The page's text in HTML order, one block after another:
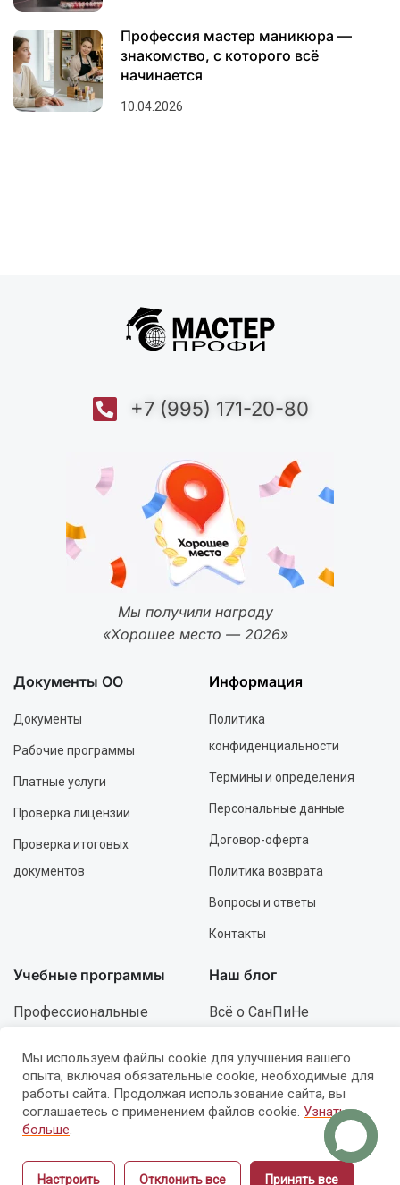
Профессия мастер маникюра —
знакомство, с которого всё
начинается
10.04.2026
+7 (995) 171-20-80
Мы получили награду
«Хорошее место — 2026»
Документы ОО
Документы
Рабочие программы
Платные услуги
Проверка лицензии
Проверка итоговых
документов
Информация
Политика
конфиденциальности
Термины и определения
Персональные данные
Договор-оферта
Политика возврата
Вопросы и ответы
Контакты
Учебные программы
Профессиональные
Повышение
квалификации
Роспись и дизайн
Наш блог
Всё о СанПиНе
Образование и курсы
Ошибки и решения
Развитие и карьера
Мы используем файлы cookie для улучшения вашего
опыта, включая обязательные cookie, необходимые для
работы сайта. Продолжая использование сайта, вы
соглашаетесь с применением файлов cookie. Узнать
больше.
Настроить Отклонить все Принять все